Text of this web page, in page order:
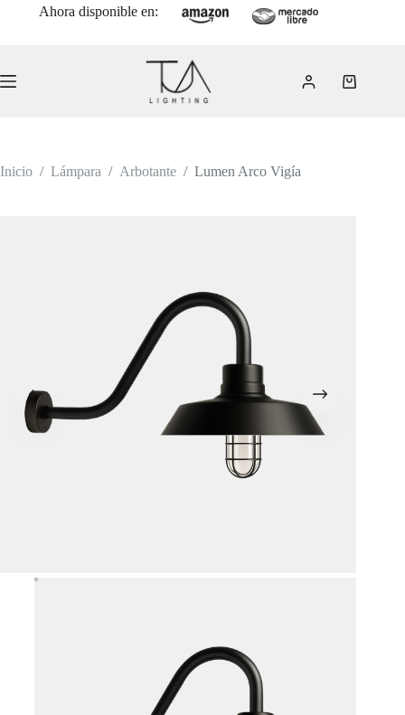
Ahora disponible en:
Carro
Inicio / Lámpara / Arbotante / Lumen Arco Vigía